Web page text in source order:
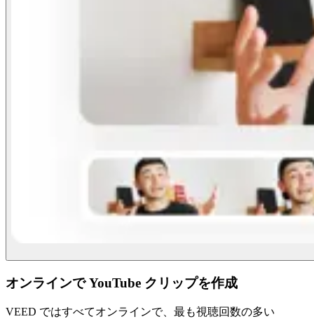
オンラインで YouTube クリップを作成
VEED ではすべてオンラインで、最も視聴回数の多い